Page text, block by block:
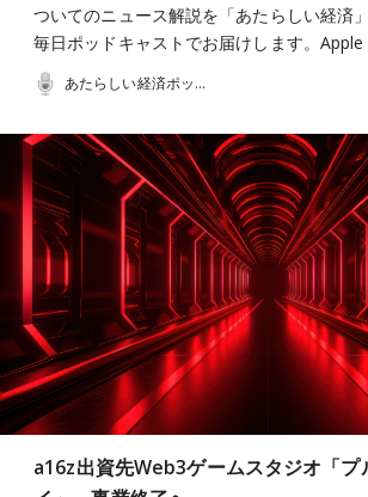
ついてのニュース解説を「あたらしい経済
毎日ポッドキャストでお届けします。
あたらしい経済ポッドキャスト
a16z出資先Web3ゲームスタジオ「プ